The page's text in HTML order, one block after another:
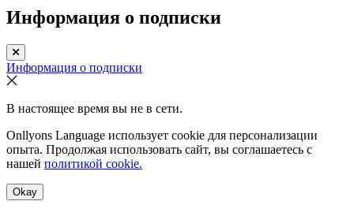
Информация о подписки
Информация о подписки
В настоящее время вы не в сети.
Onllyons Language использует cookie для персонализации
опыта. Продолжая использовать сайт, вы соглашаетесь с
нашей политикой cookie.
Okay